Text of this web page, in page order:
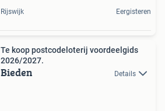
Rijswijk Eergisteren
Te koop postcodeloterij voordeelgids
2026/2027.
Bieden Details